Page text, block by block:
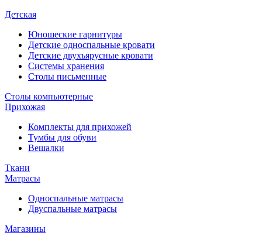
Детская
Юношеские гарнитуры
Детские односпальные кровати
Детские двухъярусные кровати
Системы хранения
Столы письменные
Столы компьютерные
Прихожая
Комплекты для прихожей
Тумбы для обуви
Вешалки
Ткани
Матрасы
Односпальные матрасы
Двуспальные матрасы
Магазины